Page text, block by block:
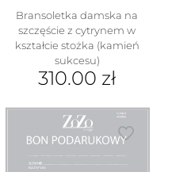
Bransoletka damska na
szczęście z cytrynem w
kształcie stożka (kamień
sukcesu)
310.00 zł
produkt
ma
wiele